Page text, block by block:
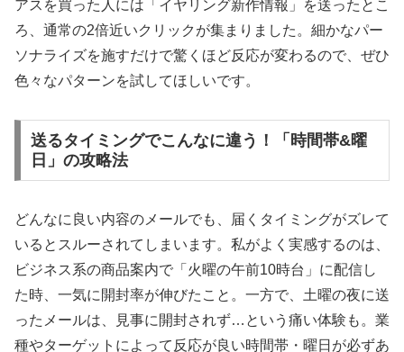
アスを買った人には「イヤリング新作情報」を送ったとこ
ろ、通常の2倍近いクリックが集まりました。細かなパー
ソナライズを施すだけで驚くほど反応が変わるので、ぜひ
色々なパターンを試してほしいです。
送るタイミングでこんなに違う！「時間帯&曜
日」の攻略法
どんなに良い内容のメールでも、届くタイミングがズレて
いるとスルーされてしまいます。私がよく実感するのは、
ビジネス系の商品案内で「火曜の午前10時台」に配信し
た時、一気に開封率が伸びたこと。一方で、土曜の夜に送
ったメールは、見事に開封されず…という痛い体験も。業
種やターゲットによって反応が良い時間帯・曜日が必ずあ